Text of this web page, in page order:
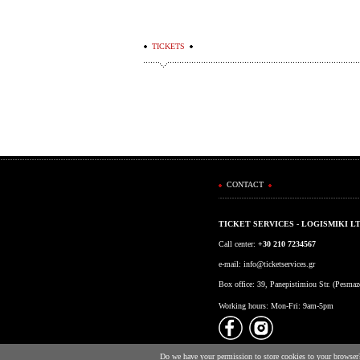
TICKETS
CONTACT
TICKET SERVICES - LOGISMIKI
Call center: +30 210 7234567
e-mail: info@ticketservices.gr
Box office: 39, Panepistimiou Str.
Working hours: Mon-Fri: 9am-5pm
Do we have your permission to store cookies to your